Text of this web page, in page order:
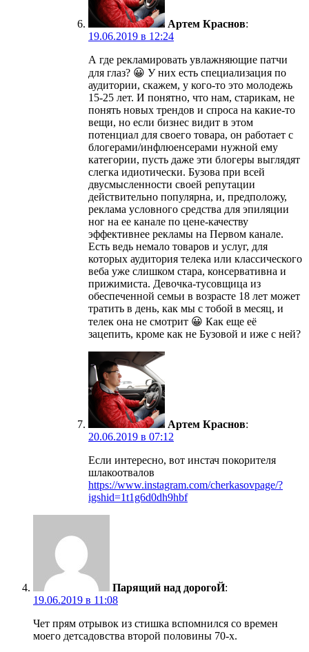
Артем Краснов:
19.06.2019 в 12:24
А где рекламировать увлажняющие патчи
для глаз? 😀 У них есть специализация по
аудитории, скажем, у кого-то это молодежь
15-25 лет. И понятно, что нам, старикам, не
понять новых трендов и спроса на какие-то
вещи, но если бизнес видит в этом
потенциал для своего товара, он работает с
блогерами/инфлюенсерами нужной ему
категории, пусть даже эти блогеры выглядят
слегка идиотически. Бузова при всей
двусмысленности своей репутации
действительно популярна, и, предположу,
реклама условного средства для эпиляции
ног на ее канале по цене-качеству
эффективнее рекламы на Первом канале.
Есть ведь немало товаров и услуг, для
которых аудитория телека или классического
веба уже слишком стара, консервативна и
прижимиста. Девочка-тусовщица из
обеспеченной семьи в возрасте 18 лет может
тратить в день, как мы с тобой в месяц, и
телек она не смотрит 😀 Как еще её
зацепить, кроме как не Бузовой и иже с ней?
Артем Краснов:
20.06.2019 в 07:12
Если интересно, вот инстач покорителя
шлакоотвалов
https://www.instagram.com/cherkasovpage/?
igshid=1t1g6d0dh9hbf
Парящий над дорогоЙ:
19.06.2019 в 11:08
Чет прям отрывок из стишка вспомнился со времен
моего детсадовства второй половины 70-х.